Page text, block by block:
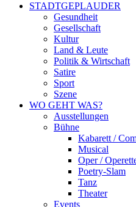
STADTGEPLAUDER
Gesundheit
Gesellschaft
Kultur
Land & Leute
Politik & Wirtschaft
Satire
Sport
Szene
WO GEHT WAS?
Ausstellungen
Bühne
Kabarett /
Musical
Oper /
Poetry-Slam
Tanz
Theater
Events